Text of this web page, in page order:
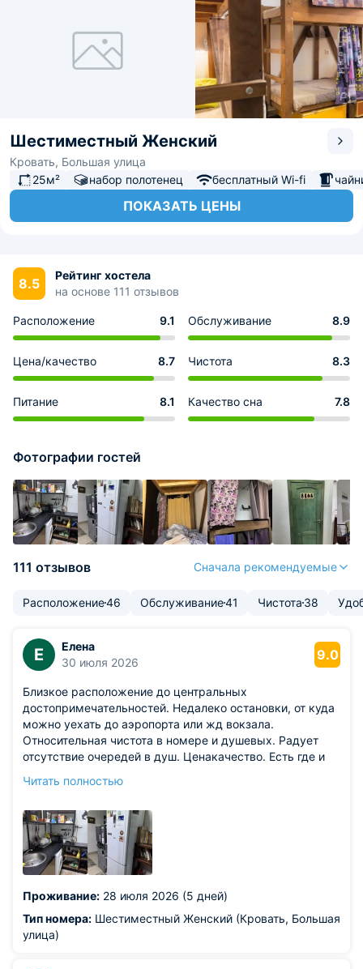
Шестиместный Женский
Кровать, Большая улица
25м²
набор полотенец бесплатный Wi-fi
ПОКАЗАТЬ ЦЕНЫ
8.5
Рейтинг хостела
на основе 111 отзывов
Расположение 9.1 Обслуживание 8.9
Цена/качество 8.7 Чистота 8.3
Питание 8.1 Качество сна 7.8
Фотографии гостей
111 отзывов Сначала рекомендуемые
Расположение46 Обслуживание41 Чистота 38
Е
Елена
30 июля 2026
9.0
Близкое расположение до центральных
достопримечательностей. Недалеко остановки, от куда
можно уехать до аэропорта или жд вокзала.
Относительная чистота в номере и душевых. Радует
отсутствие очередей в душ. Ценакачество. Есть где и
можно постираться. Отзывчивый персонал хотела.
сожалению, не зависит от хостела
Читать полностью
Проживание: 28 июля 2026 (5 дней)
Тип номера: Шестиместный Женский (Кровать, Большая
улица)